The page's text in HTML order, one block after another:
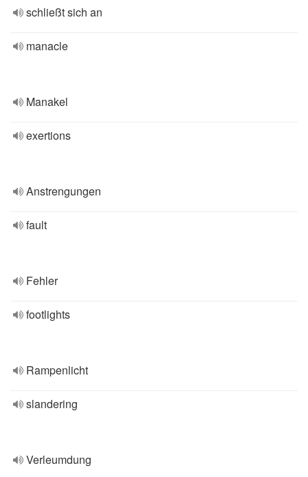
schließt sich an
manacle
Manakel
exertions
Anstrengungen
fault
Fehler
footlights
Rampenlicht
slandering
Verleumdung